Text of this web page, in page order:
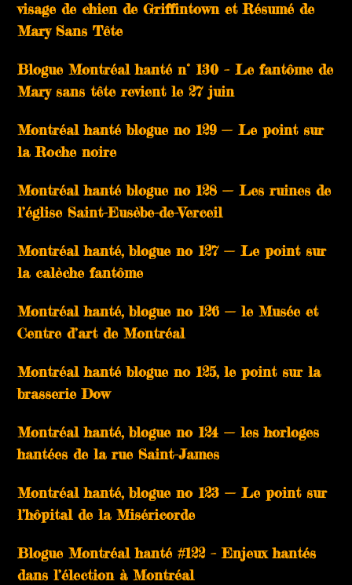
visage de chien de Griffintown et Résumé de
Mary Sans Tête
Blogue Montréal hanté n° 130 – Le fantôme de
Mary sans tête revient le 27 juin
Montréal hanté blogue no 129 — Le point sur
la Roche noire
Montréal hanté blogue no 128 — Les ruines de
l’église Saint-Eusèbe-de-Verceil
Montréal hanté, blogue no 127 — Le point sur
la calèche fantôme
Montréal hanté, blogue no 126 — le Musée et
Centre d’art de Montréal
Montréal hanté blogue no 125, le point sur la
brasserie Dow
Montréal hanté, blogue no 124 — les horloges
hantées de la rue Saint-James
Montréal hanté, blogue no 123 — Le point sur
l’hôpital de la Miséricorde
Blogue Montréal hanté #122 – Enjeux hantés
dans l’élection à Montréal